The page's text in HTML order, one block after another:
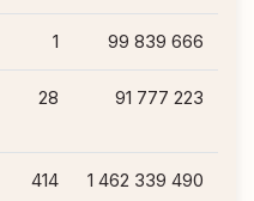
1 99 839 666
28 91 777 223
414 1 462 339 490